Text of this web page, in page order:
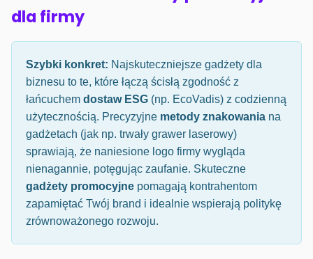
dla firmy
Szybki konkret: Najskuteczniejsze gadżety dla
biznesu to te, które łączą ścisłą zgodność z
łańcuchem dostaw ESG (np. EcoVadis) z codzienną
użytecznością. Precyzyjne metody znakowania na
gadżetach (jak np. trwały grawer laserowy)
sprawiają, że naniesione logo firmy wygląda
nienagannie, potęgując zaufanie. Skuteczne
gadżety promocyjne pomagają kontrahentom
zapamiętać Twój brand i idealnie wspierają politykę
zrównoważonego rozwoju.